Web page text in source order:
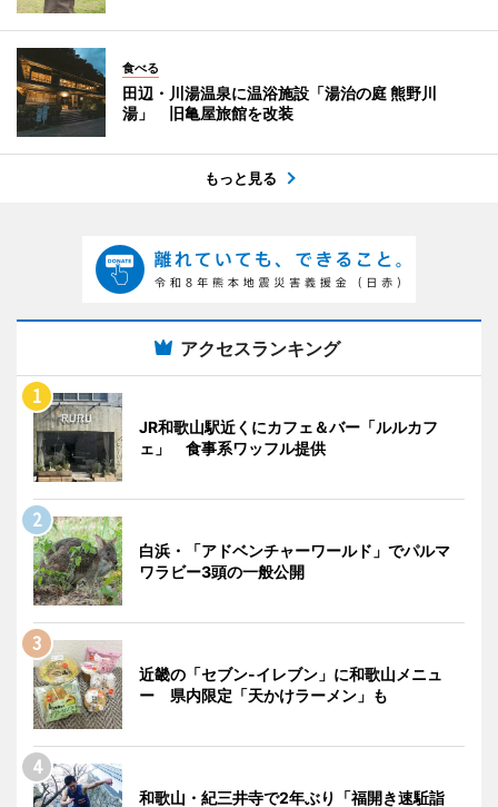
食べる
田辺・川湯温泉に温浴施設「湯治の庭 熊野川
湯」 旧亀屋旅館を改装
もっと見る
アクセスランキング
JR和歌山駅近くにカフェ＆バー「ルルカフ
ェ」 食事系ワッフル提供
白浜・「アドベンチャーワールド」でパルマ
ワラビー3頭の一般公開
近畿の「セブン-イレブン」に和歌山メニュ
ー 県内限定「天かけラーメン」も
和歌山・紀三井寺で2年ぶり「福開き速駈詣